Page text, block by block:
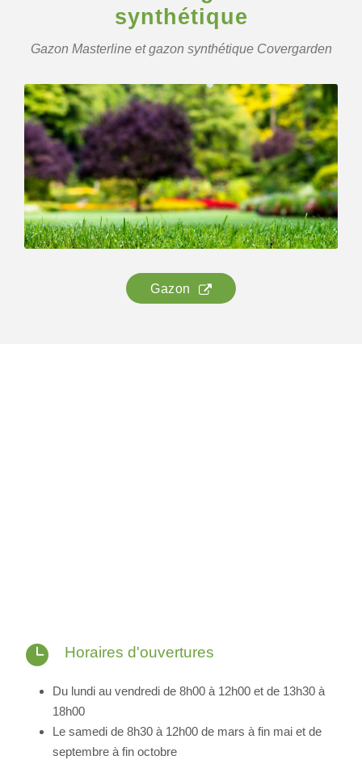
synthétique
Gazon Masterline et gazon synthétique Covergarden
Gazon
Horaires d'ouvertures
Du lundi au vendredi de 8h00 à 12h00 et de 13h30 à
18h00
Le samedi de 8h30 à 12h00 de mars à fin mai et de
septembre à fin octobre